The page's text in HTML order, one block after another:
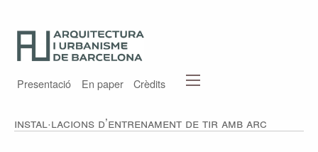
Presentació En paper Crèdits
Instal·lacions d’entrenament de tir amb arc